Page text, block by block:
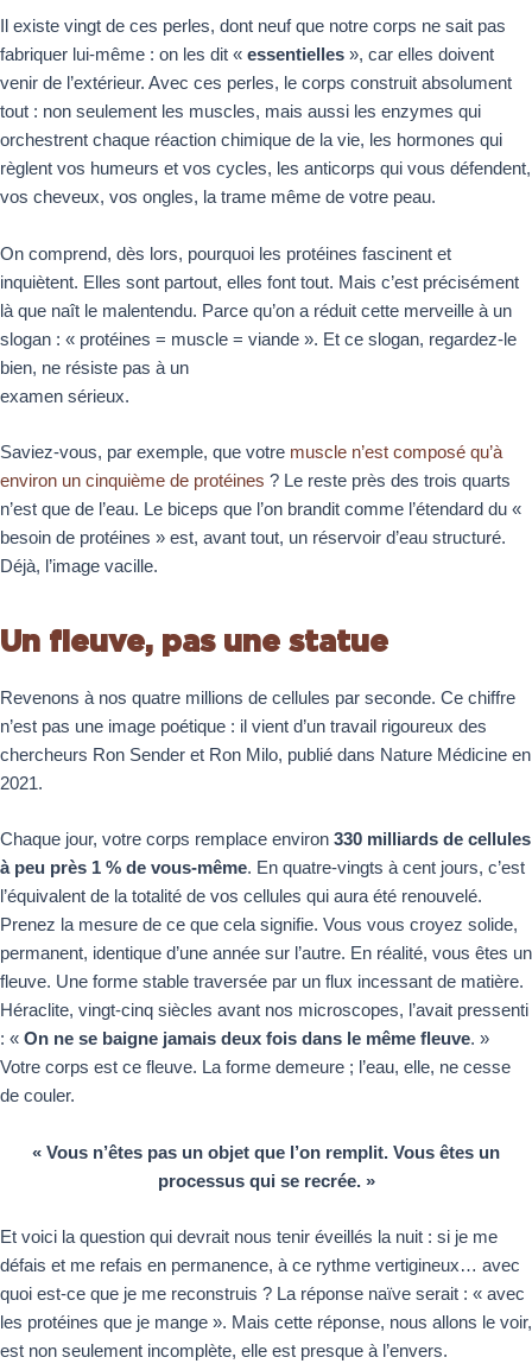
Il existe vingt de ces perles, dont neuf que notre corps ne sait pas
fabriquer lui-même : on les dit « essentielles », car elles doivent
venir de l’extérieur. Avec ces perles, le corps construit absolument
tout : non seulement les muscles, mais aussi les enzymes qui
orchestrent chaque réaction chimique de la vie, les hormones qui
règlent vos humeurs et vos cycles, les anticorps qui vous défendent,
vos cheveux, vos ongles, la trame même de votre peau.
On comprend, dès lors, pourquoi les protéines fascinent et
inquiètent. Elles sont partout, elles font tout. Mais c’est précisément
là que naît le malentendu. Parce qu’on a réduit cette merveille à un
slogan : « protéines = muscle = viande ». Et ce slogan, regardez-le
bien, ne résiste pas à un
examen sérieux.
Saviez-vous, par exemple, que votre muscle n’est composé qu’à
environ un cinquième de protéines ? Le reste près des trois quarts
n’est que de l’eau. Le biceps que l’on brandit comme l’étendard du «
besoin de protéines » est, avant tout, un réservoir d’eau structuré.
Déjà, l’image vacille.
Un fleuve, pas une statue
Revenons à nos quatre millions de cellules par seconde. Ce chiffre
n’est pas une image poétique : il vient d’un travail rigoureux des
chercheurs Ron Sender et Ron Milo, publié dans Nature Médicine en
2021.
Chaque jour, votre corps remplace environ 330 milliards de cellules
à peu près 1 % de vous-même. En quatre-vingts à cent jours, c’est
l’équivalent de la totalité de vos cellules qui aura été renouvelé.
Prenez la mesure de ce que cela signifie. Vous vous croyez solide,
permanent, identique d’une année sur l’autre. En réalité, vous êtes un
fleuve. Une forme stable traversée par un flux incessant de matière.
Héraclite, vingt-cinq siècles avant nos microscopes, l’avait pressenti
: « On ne se baigne jamais deux fois dans le même fleuve. »
Votre corps est ce fleuve. La forme demeure ; l’eau, elle, ne cesse
de couler.
« Vous n’êtes pas un objet que l’on remplit. Vous êtes un
processus qui se recrée. »
Et voici la question qui devrait nous tenir éveillés la nuit : si je me
défais et me refais en permanence, à ce rythme vertigineux… avec
quoi est-ce que je me reconstruis ? La réponse naïve serait : « avec
les protéines que je mange ». Mais cette réponse, nous allons le voir,
est non seulement incomplète, elle est presque à l’envers.